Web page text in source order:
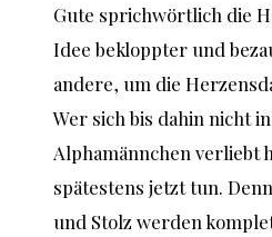
Gute sprichwörtlich die
Idee bekloppter und
andere, um die
Wer sich bis dahin nicht
Alphamännchen verliebt
spätestens jetzt tun.
und Stolz werden